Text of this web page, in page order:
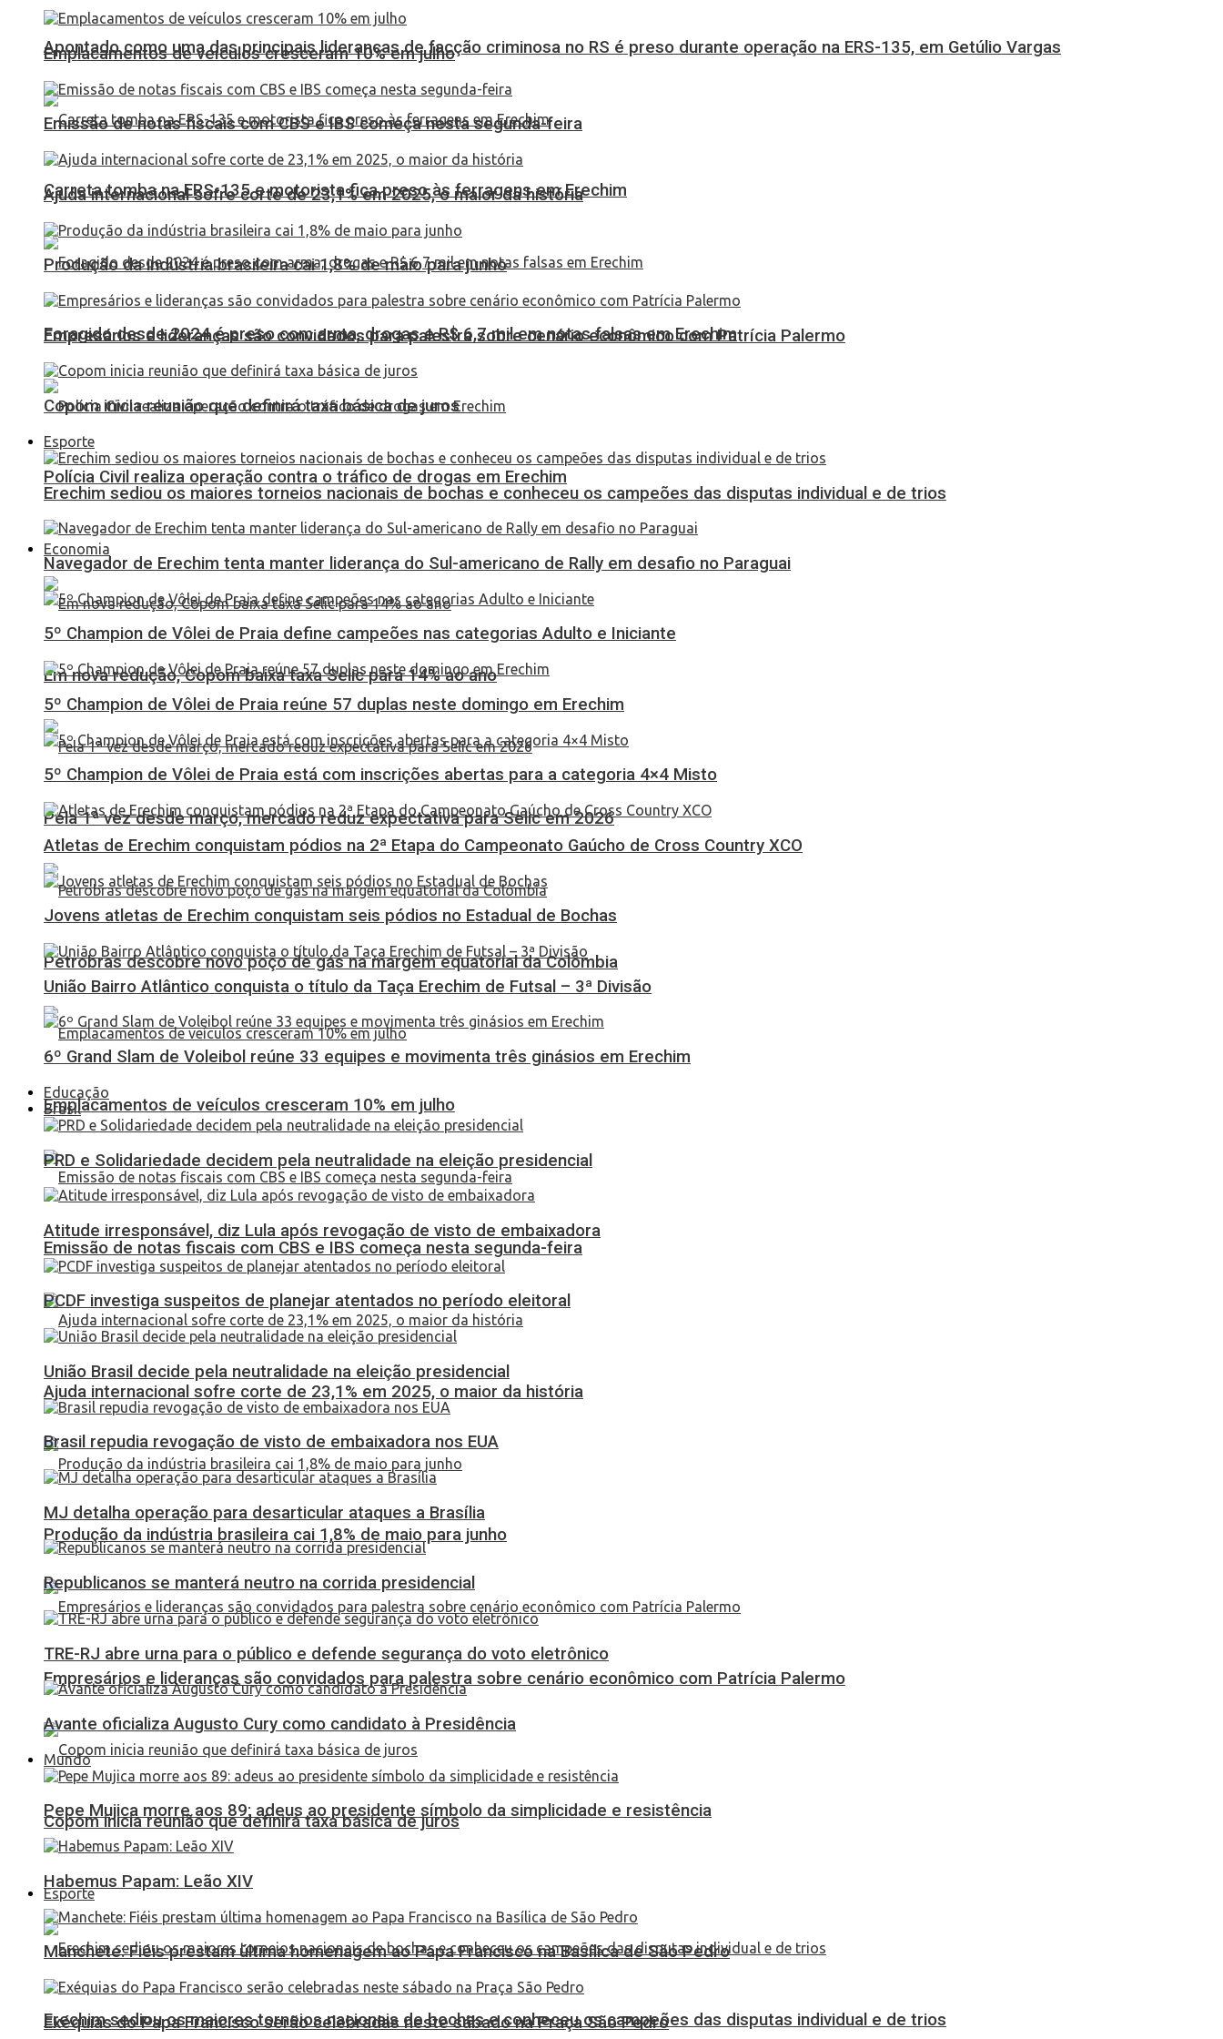
Apontado como uma das principais lideranças de facção criminosa no RS é preso durante operação na ERS-135, em Getúlio Vargas
Carreta tomba na ERS-135 e motorista fica preso às ferragens em Erechim
Foragido desde 2024 é preso com arma, drogas e R$ 6,7 mil em notas falsas em Erechim
Polícia Civil realiza operação contra o tráfico de drogas em Erechim
Economia
Em nova redução, Copom baixa taxa Selic para 14% ao ano
Pela 1ª vez desde março, mercado reduz expectativa para Selic em 2026
Petrobras descobre novo poço de gás na margem equatorial da Colômbia
Emplacamentos de veículos cresceram 10% em julho
Emissão de notas fiscais com CBS e IBS começa nesta segunda-feira
Ajuda internacional sofre corte de 23,1% em 2025, o maior da história
Produção da indústria brasileira cai 1,8% de maio para junho
Empresários e lideranças são convidados para palestra sobre cenário econômico com Patrícia Palermo
Copom inicia reunião que definirá taxa básica de juros
Esporte
Erechim sediou os maiores torneios nacionais de bochas e conheceu os campeões das disputas individual e de trios
Emplacamentos de veículos cresceram 10% em julho
Emissão de notas fiscais com CBS e IBS começa nesta segunda-feira
Ajuda internacional sofre corte de 23,1% em 2025, o maior da história
Produção da indústria brasileira cai 1,8% de maio para junho
Empresários e lideranças são convidados para palestra sobre cenário econômico com Patrícia Palermo
Copom inicia reunião que definirá taxa básica de juros
Esporte
Erechim sediou os maiores torneios nacionais de bochas e conheceu os campeões das disputas individual e de trios
Navegador de Erechim tenta manter liderança do Sul-americano de Rally em desafio no Paraguai
5º Champion de Vôlei de Praia define campeões nas categorias Adulto e Iniciante
5º Champion de Vôlei de Praia reúne 57 duplas neste domingo em Erechim
5º Champion de Vôlei de Praia está com inscrições abertas para a categoria 4×4 Misto
Atletas de Erechim conquistam pódios na 2ª Etapa do Campeonato Gaúcho de Cross Country XCO
Jovens atletas de Erechim conquistam seis pódios no Estadual de Bochas
União Bairro Atlântico conquista o título da Taça Erechim de Futsal – 3ª Divisão
6º Grand Slam de Voleibol reúne 33 equipes e movimenta três ginásios em Erechim
Educação
Brasil
PRD e Solidariedade decidem pela neutralidade na eleição presidencial
Atitude irresponsável, diz Lula após revogação de visto de embaixadora
PCDF investiga suspeitos de planejar atentados no período eleitoral
União Brasil decide pela neutralidade na eleição presidencial
Brasil repudia revogação de visto de embaixadora nos EUA
MJ detalha operação para desarticular ataques a Brasília
Republicanos se manterá neutro na corrida presidencial
TRE-RJ abre urna para o público e defende segurança do voto eletrônico
Avante oficializa Augusto Cury como candidato à Presidência
Mundo
Pepe Mujica morre aos 89: adeus ao presidente símbolo da simplicidade e resistência
Habemus Papam: Leão XIV
Manchete: Fiéis prestam última homenagem ao Papa Francisco na Basílica de São Pedro
Exéquias do Papa Francisco serão celebradas neste sábado na Praça São Pedro